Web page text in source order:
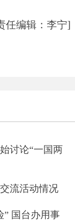
任编辑：李宁]
讨论“一国两
流活动情况
” 国台办用事